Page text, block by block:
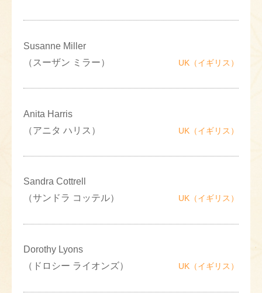
Susanne Miller
（スーザン ミラー）
UK（イギリス）
Anita Harris
（アニタ ハリス）
UK（イギリス）
Sandra Cottrell
（サンドラ コッテル）
UK（イギリス）
Dorothy Lyons
（ドロシー ライオンズ）
UK（イギリス）